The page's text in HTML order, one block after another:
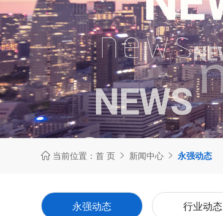
 当前位置：首 页  新闻中心  永强动态
永强动态 行业动态